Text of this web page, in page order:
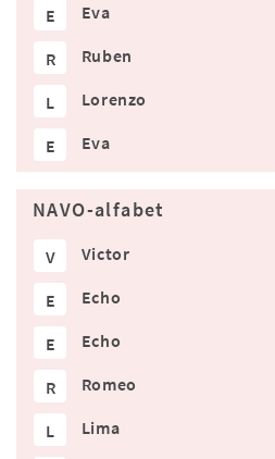
E Eva
R Ruben
L Lorenzo
E Eva
NAVO-alfabet
V Victor
E Echo
E Echo
R Romeo
L Lima